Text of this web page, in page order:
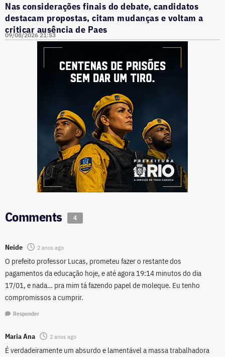
Nas considerações finais do debate, candidatos
destacam propostas, citam mudanças e voltam a
criticar ausência de Paes
09/08/2026 21:53
Comments 4
Neide 2 anos ago
O prefeito professor Lucas, prometeu fazer o restante dos
pagamentos da educação hoje, e até agora 19:14 minutos do dia
17/01, e nada… pra mim tá fazendo papel de moleque. Eu tenho
compromissos a cumprir.
Responder
Maria Ana 2 anos ago
É verdadeiramente um absurdo e lamentável a massa trabalhadora